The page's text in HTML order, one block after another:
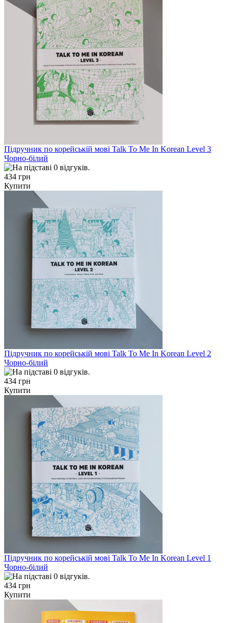
Підручник по корейській мові Talk To Me In Korean Level 3
Чорно-білий
434 грн
Купити
Підручник по корейській мові Talk To Me In Korean Level 2
Чорно-білий
434 грн
Купити
Підручник по корейській мові Talk To Me In Korean Level 1
Чорно-білий
434 грн
Купити